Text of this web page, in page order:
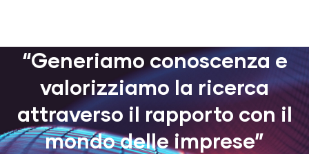
“Generiamo conoscenza e
valorizziamo la ricerca
attraverso il rapporto con il
mondo delle imprese”